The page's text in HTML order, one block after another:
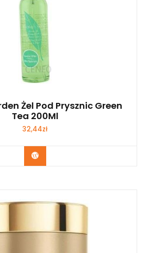
Żel Pod Prysznic Green
Tea 200Ml
32,44zł
Zobacz